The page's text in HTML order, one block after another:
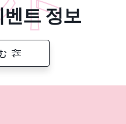
트 정보